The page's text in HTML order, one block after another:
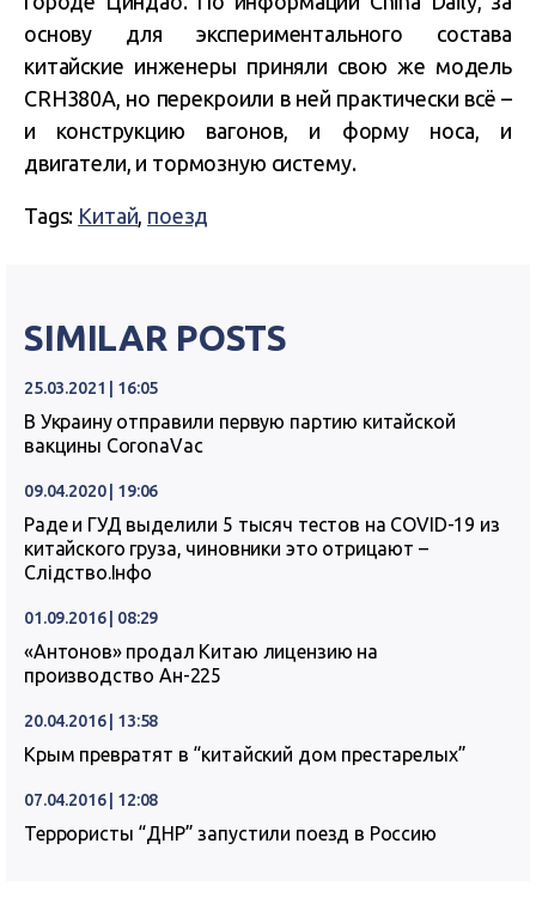
основу для экспериментального состава
китайские инженеры приняли свою же модель
CRH380A, но перекроили в ней практически всё –
и конструкцию вагонов, и форму носа, и
двигатели, и тормозную систему.
Tags: Китай, поезд
SIMILAR POSTS
25.03.2021 | 16:05
В Украину отправили первую партию китайской
вакцины CoronaVac
09.04.2020 | 19:06
Раде и ГУД выделили 5 тысяч тестов на COVID-19 из
китайского груза, чиновники это отрицают –
Слідство.Інфо
01.09.2016 | 08:29
«Антонов» продал Китаю лицензию на
производство Ан-225
20.04.2016 | 13:58
Крым превратят в “китайский дом престарелых”
07.04.2016 | 12:08
Террористы “ДНР” запустили поезд в Россию